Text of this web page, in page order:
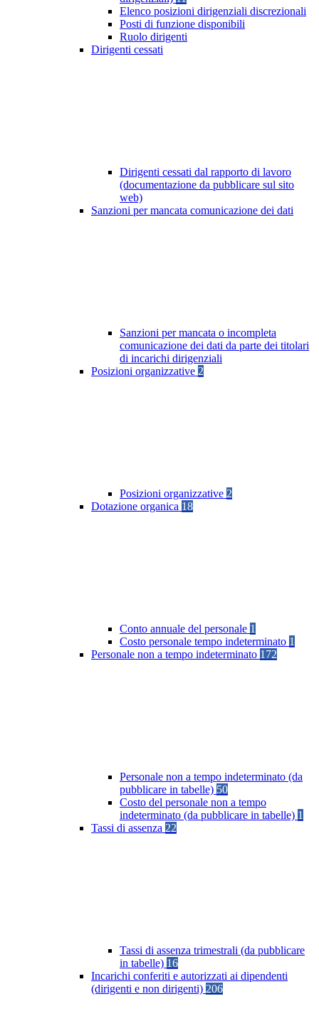
Elenco posizioni dirigenziali discrezionali
Posti di funzione disponibili
Ruolo dirigenti
Dirigenti cessati
Dirigenti cessati dal rapporto di lavoro
(documentazione da pubblicare sul sito
web)
Sanzioni per mancata comunicazione dei dati
Sanzioni per mancata o incompleta
comunicazione dei dati da parte dei titolari
di incarichi dirigenziali
Posizioni organizzative 2
Posizioni organizzative 2
Dotazione organica 18
Conto annuale del personale 1
Costo personale tempo indeterminato 1
Personale non a tempo indeterminato 172
Personale non a tempo indeterminato (da
pubblicare in tabelle) 50
Costo del personale non a tempo
indeterminato (da pubblicare in tabelle) 1
Tassi di assenza 22
Tassi di assenza trimestrali (da pubblicare
in tabelle) 16
Incarichi conferiti e autorizzati ai dipendenti
(dirigenti e non dirigenti) 206